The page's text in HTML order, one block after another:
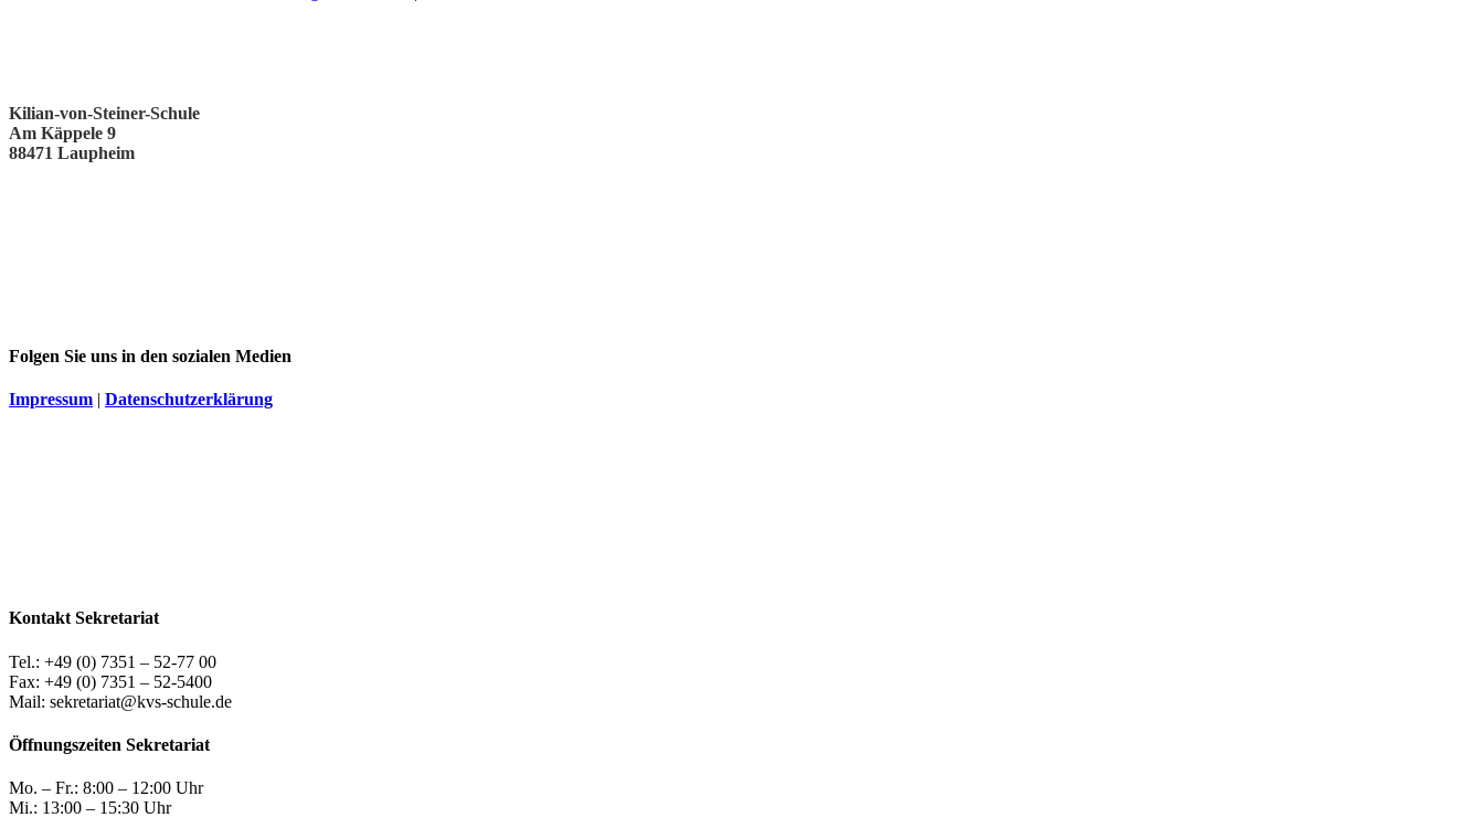
Kilian-von-Steiner-Schule
Am Käppele 9
88471 Laupheim
Folgen Sie uns in den sozialen Medien
Impressum | Datenschutzerklärung
Kontakt Sekretariat
Tel.: +49 (0) 7351 – 52-77 00
Fax: +49 (0) 7351 – 52-5400
Mail: sekretariat@kvs-schule.de
Öffnungszeiten Sekretariat
Mo. – Fr.: 8:00 – 12:00 Uhr
Mi.: 13:00 – 15:30 Uhr